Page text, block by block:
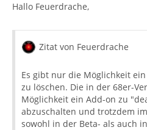
Hallo Feuerdrache,
Zitat von Feuerdrache
Es gibt nur die Möglichkeit
zu löschen. Die in der 68er-
Möglichkeit ein Add-on zu
abzuschalten und trotzdem
sowohl in der Beta- als auch